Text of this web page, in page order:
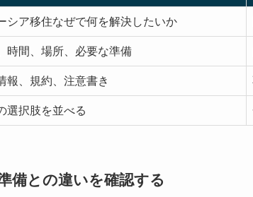
シア移住なぜで何を解決したいか
時間、場所、必要な準備
報、規約、注意書き
選択肢を並べる
備との違いを確認する